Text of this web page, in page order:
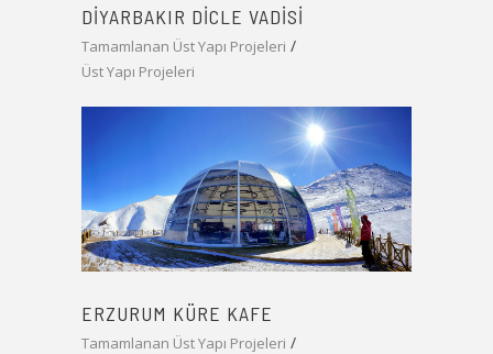
DIYARBAKIR DICLE VADISI
Tamamlanan Üst Yapı Projeleri
Üst Yapı Projeleri
ERZURUM KÜRE KAFE
Tamamlanan Üst Yapı Projeleri